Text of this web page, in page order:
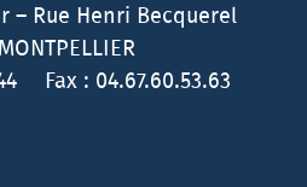
– Rue Henri Becquerel
MONTPELLIER
Fax : 04.67.60.53.63